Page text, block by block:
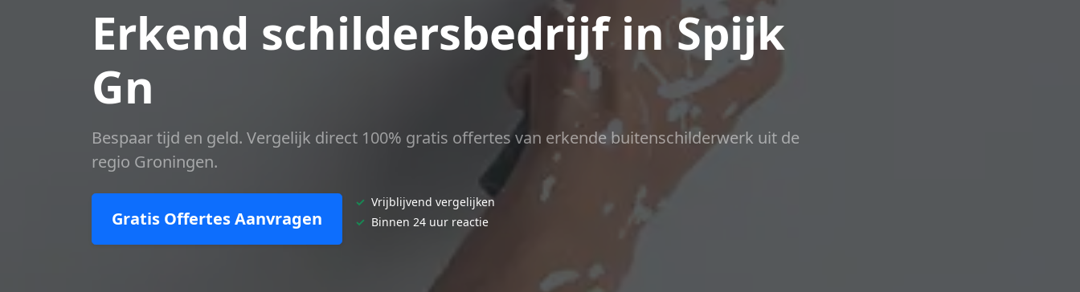
Erkend schildersbedrijf in Spijk
Gn
Bespaar tijd en geld. Vergelijk direct 100% gratis offertes van erkende buitenschilderwerk uit de
regio Groningen.
Gratis Offertes Aanvragen
✓ Vrijblijvend vergelijken
✓ Binnen 24 uur reactie